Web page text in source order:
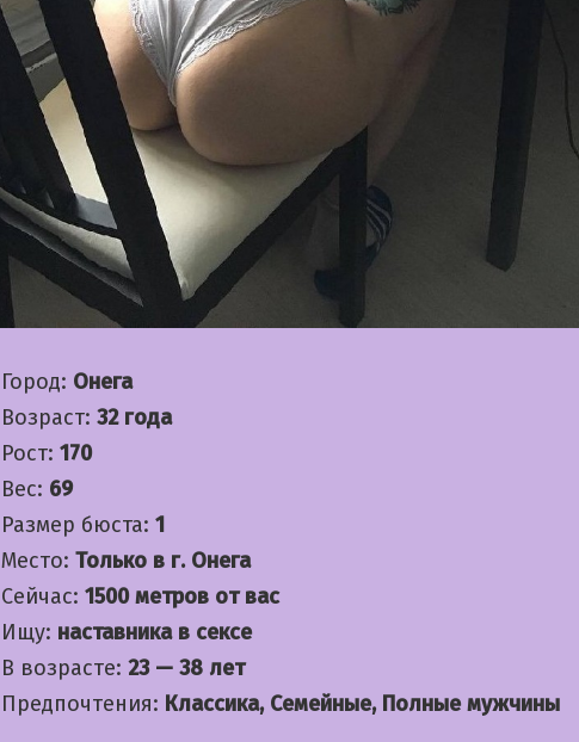
Город: Онега
Возраст: 32 года
Рост: 170
Вес: 69
Размер бюста: 1
Место: Только в г. Онега
Сейчас: 1500 метров от вас
Ищу: наставника в сексе
В возрасте: 23 — 38 лет
Предпочтения: Классика, Семейные, Полные мужчины